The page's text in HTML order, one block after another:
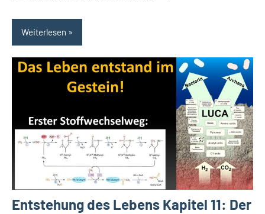
Weiterlesen
Entstehung des Lebens Kapitel 11: Der